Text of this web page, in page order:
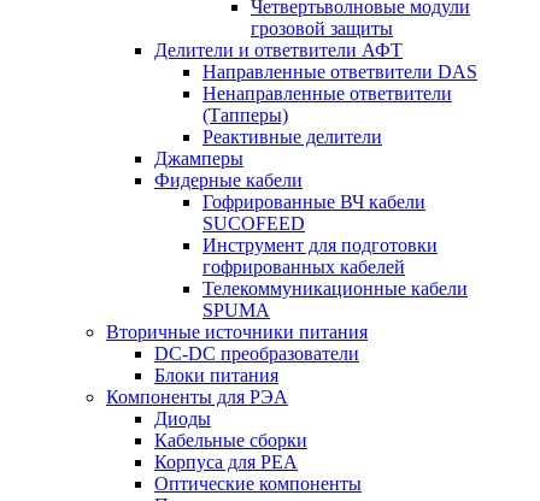
Четвертьволновые модули
грозовой защиты
Делители и ответвители АФТ
Направленные ответвители DAS
Ненаправленные ответвители
(Тапперы)
Реактивные делители
Джамперы
Фидерные кабели
Гофрированные ВЧ кабели
SUCOFEED
Инструмент для подготовки
гофрированных кабелей
Телекоммуникационные кабели
SPUMA
Вторичные источники питания
DC-DC преобразователи
Блоки питания
Компоненты для РЭА
Диоды
Кабельные сборки
Корпуса для РЕА
Оптические компоненты